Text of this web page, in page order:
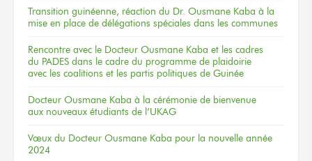
Transition guinéenne, réaction du Dr. Ousmane Kaba à la
mise en place de délégations spéciales dans les communes
Rencontre avec le Docteur Ousmane Kaba et les cadres
du PADES dans le cadre du programme de plaidoirie
avec les coalitions et les partis politiques de Guinée
Docteur Ousmane Kaba à la cérémonie de bienvenue
aux nouveaux étudiants de l’UKAG
Vœux du Docteur Ousmane Kaba pour la nouvelle année
2024